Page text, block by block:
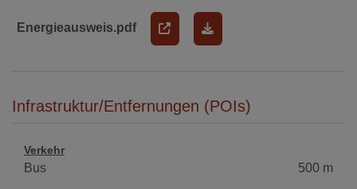
Energieausweis.pdf
Infrastruktur/Entfernungen (POIs)
Verkehr
Bus 500 m